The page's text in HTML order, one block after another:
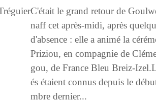
C'était le grand retour de
naff cet après-midi, après
d'absence : elle a animé la
Priziou, en compagnie de
gou, de France Bleu Breiz-
és étaient connus depuis le
mbre dernier...